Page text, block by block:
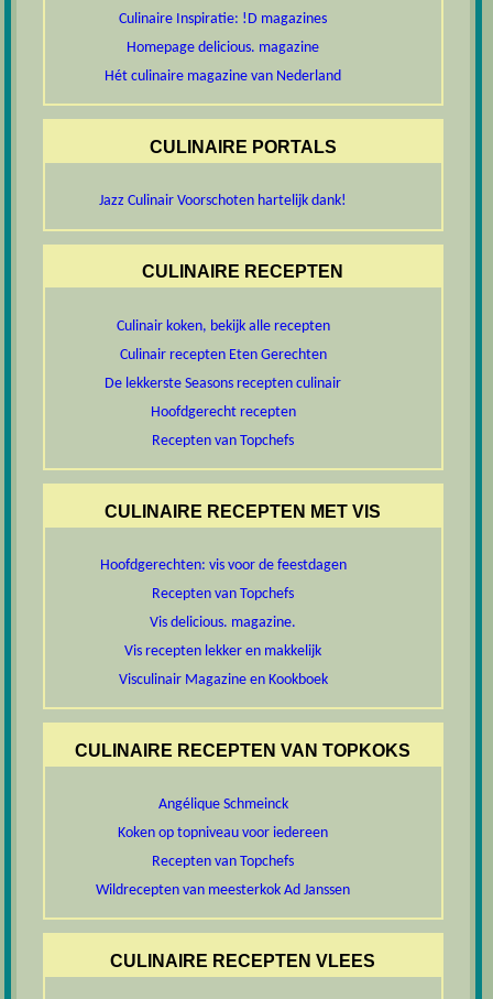
Culinaire Inspiratie: !D magazines
Homepage delicious. magazine
Hét culinaire magazine van Nederland
CULINAIRE PORTALS
Jazz Culinair Voorschoten hartelijk dank!
CULINAIRE RECEPTEN
Culinair koken, bekijk alle recepten
Culinair recepten Eten Gerechten
De lekkerste Seasons recepten culinair
Hoofdgerecht recepten
Recepten van Topchefs
CULINAIRE RECEPTEN MET VIS
Hoofdgerechten: vis voor de feestdagen
Recepten van Topchefs
Vis delicious. magazine.
Vis recepten lekker en makkelijk
Visculinair Magazine en Kookboek
CULINAIRE RECEPTEN VAN TOPKOKS
Angélique Schmeinck
Koken op topniveau voor iedereen
Recepten van Topchefs
Wildrecepten van meesterkok Ad Janssen
CULINAIRE RECEPTEN VLEES